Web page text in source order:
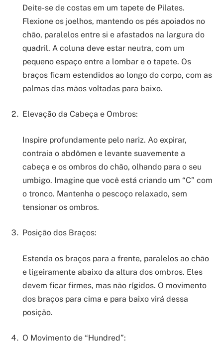
Deite-se de costas em um tapete de Pilates.
Flexione os joelhos, mantendo os pés apoiados no
chão, paralelos entre si e afastados na largura do
quadril. A coluna deve estar neutra, com um
pequeno espaço entre a lombar e o tapete. Os
braços ficam estendidos ao longo do corpo, com as
palmas das mãos voltadas para baixo.
Elevação da Cabeça e Ombros:
Inspire profundamente pelo nariz. Ao expirar,
contraia o abdômen e levante suavemente a
cabeça e os ombros do chão, olhando para o seu
umbigo. Imagine que você está criando um “C” com
o tronco. Mantenha o pescoço relaxado, sem
tensionar os ombros.
Posição dos Braços:
Estenda os braços para a frente, paralelos ao chão
e ligeiramente abaixo da altura dos ombros. Eles
devem ficar firmes, mas não rígidos. O movimento
dos braços para cima e para baixo virá dessa
posição.
O Movimento de “Hundred”: